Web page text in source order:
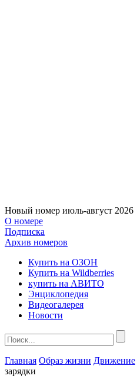
Новый номер июль-август 2026
О номере
Подписка
Архив номеров
Купить на ОЗОН
Купить на Wildberries
купить на АВИТО
Энциклопедия
Видеогалерея
Новости
Главная Образ жизни Движение
зарядки